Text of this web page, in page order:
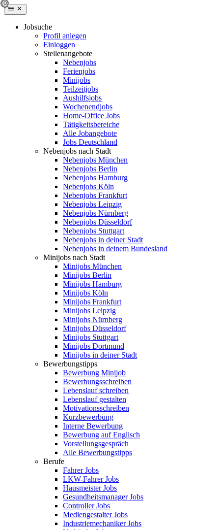
Jobsuche
Profil anlegen
Einloggen
Stellenangebote
Nebenjobs
Ferienjobs
Minijobs
Teilzeitjobs
Aushilfsjobs
Wochenendjobs
Home-Office Jobs
Tätigkeitsbereiche
Alle Jobangebote
Jobs Deutschland
Nebenjobs nach Stadt
Nebenjobs München
Nebenjobs Berlin
Nebenjobs Hamburg
Nebenjobs Köln
Nebenjobs Frankfurt
Nebenjobs Leipzig
Nebenjobs Nürnberg
Nebenjobs Düsseldorf
Nebenjobs Stuttgart
Nebenjobs in deiner Stadt
Nebenjobs in deinem Bundesland
Minijobs nach Stadt
Minijobs München
Minijobs Berlin
Minijobs Hamburg
Minijobs Köln
Minijobs Frankfurt
Minijobs Leipzig
Minijobs Nürnberg
Minijobs Düsseldorf
Minijobs Stuttgart
Minijobs Dortmund
Minijobs in deiner Stadt
Bewerbungstipps
Bewerbung Minijob
Bewerbungsschreiben
Lebenslauf schreiben
Lebenslauf gestalten
Motivationsschreiben
Kurzbewerbung
Interne Bewerbung
Bewerbung auf Englisch
Vorstellungsgespräch
Alle Bewerbungstipps
Berufe
Fahrer Jobs
LKW-Fahrer Jobs
Hausmeister Jobs
Gesundheitsmanager Jobs
Controller Jobs
Mediengestalter Jobs
Industriemechaniker Jobs